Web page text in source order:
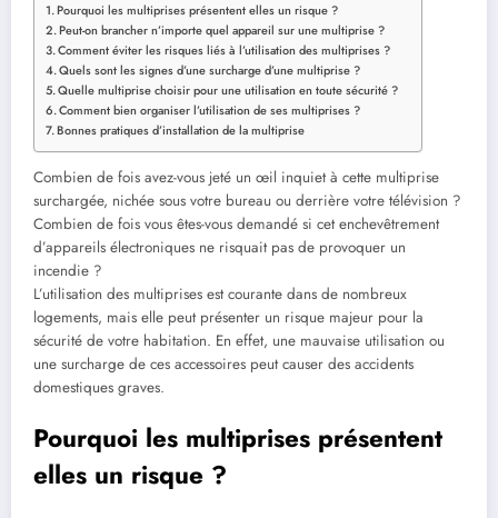
Pourquoi les multiprises présentent elles un risque ?
Peut-on brancher n’importe quel appareil sur une multiprise ?
Comment éviter les risques liés à l’utilisation des multiprises ?
Quels sont les signes d’une surcharge d’une multiprise ?
Quelle multiprise choisir pour une utilisation en toute sécurité ?
Comment bien organiser l’utilisation de ses multiprises ?
Bonnes pratiques d’installation de la multiprise
Combien de fois avez-vous jeté un œil inquiet à cette multiprise
surchargée, nichée sous votre bureau ou derrière votre télévision ?
Combien de fois vous êtes-vous demandé si cet enchevêtrement
d’appareils électroniques ne risquait pas de provoquer un
incendie ?
L’utilisation des multiprises est courante dans de nombreux
logements, mais elle peut présenter un risque majeur pour la
sécurité de votre habitation. En effet, une mauvaise utilisation ou
une surcharge de ces accessoires peut causer des accidents
domestiques graves.
Pourquoi les multiprises présentent
elles un risque ?